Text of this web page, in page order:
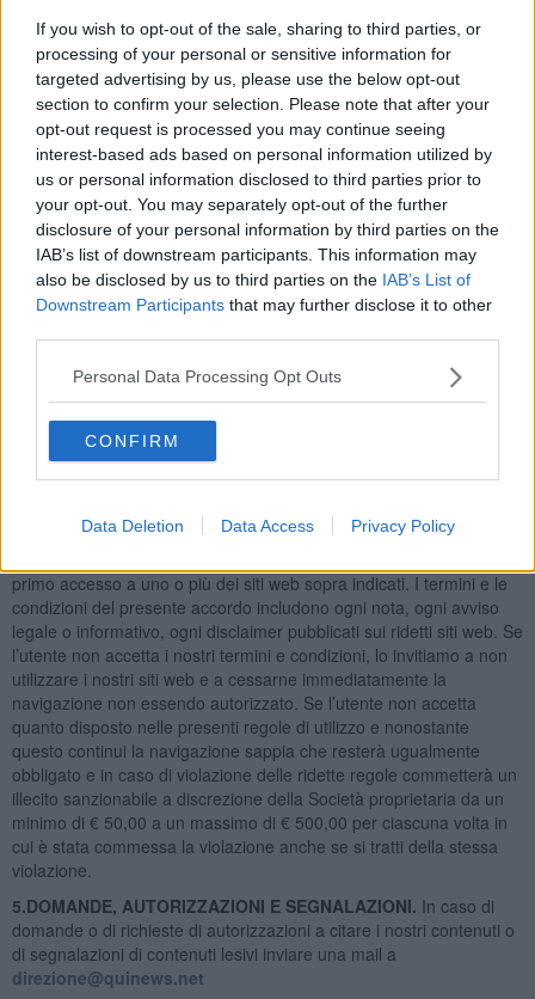
If you wish to opt-out of the sale, sharing to third parties, or
processing of your personal or sensitive information for
targeted advertising by us, please use the below opt-out
section to confirm your selection. Please note that after your
opt-out request is processed you may continue seeing
interest-based ads based on personal information utilized by
us or personal information disclosed to third parties prior to
your opt-out. You may separately opt-out of the further
disclosure of your personal information by third parties on the
IAB’s list of downstream participants. This information may
also be disclosed by us to third parties on the IAB’s List of
Downstream Participants that may further disclose it to other
Personal Data Processing Opt Outs
CONFIRM
Data Deletion Data Access Privacy Policy
• gli URL,
• tutti i relativi contenuti informatici, telematici e in generale
elettronici,
• informazioni e dati,
• tutti i contenuti di testo, immagini, video e audio,
• tutti gli altri materiali presenti sui sopra indicati siti web e
non appartenenti alle categorie
indicate sopra.
Tutti i marchi citati sui siti sopra indicati sono esclusiva degli aventi
diritto. Detti marchi sono citati a solo scopo commerciale,
pubblicitario e di comunicazione. Si dichiara pertanto che su di essi
la Società non vanta alcun diritto.
propri siti web:
UTENTI-PERSONE FISICHE ovvero gli esseri umani;
UTENTI-MACCHINE ovvero i bot o tutte le altre forme di macchine
che vengono applicati ai sopra indicati siti web da terzi.
. Tutti i termini e le condizioni presenti in questo
corpo contrattuale di utilizzo si intendono accettati dall’utente
primo accesso a uno o più dei siti web sopra indicati. I termini e le
condizioni del presente accordo includono ogni nota, ogni avviso
legale o informativo, ogni disclaimer pubblicati sui ridetti siti web. Se
l’utente non accetta i nostri termini e condizioni, lo invitiamo a non
utilizzare i nostri siti web e a cessarne immediatamente la
navigazione non essendo autorizzato. Se l’utente non accetta
quanto disposto nelle presenti regole di utilizzo e nonostante
questo continui la navigazione sappia che resterà ugualmente
obbligato e in caso di violazione delle ridette regole commetterà un
illecito sanzionabile a discrezione della Società proprietaria da un
minimo di € 50,00 a un massimo di € 500,00 per ciascuna volta in
cui è stata commessa la violazione anche se si tratti della stessa
violazione.
5.DOMANDE, AUTORIZZAZIONI E SEGNALAZIONI. In caso di
domande o di richieste di autorizzazioni a citare i nostri contenuti o
di segnalazioni di contenuti lesivi inviare una mail a
direzione@quinews.net